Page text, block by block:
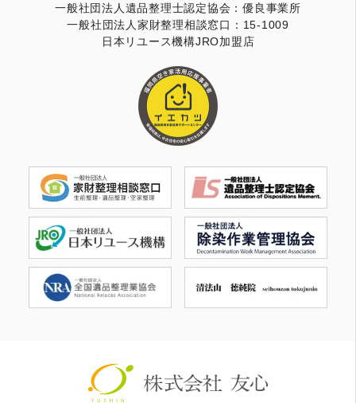
一般社団法人遺品整理士認定協会：優良事業所
一般社団法人家財整理相談窓口：15-1009
日本リユース機構JRO加盟店